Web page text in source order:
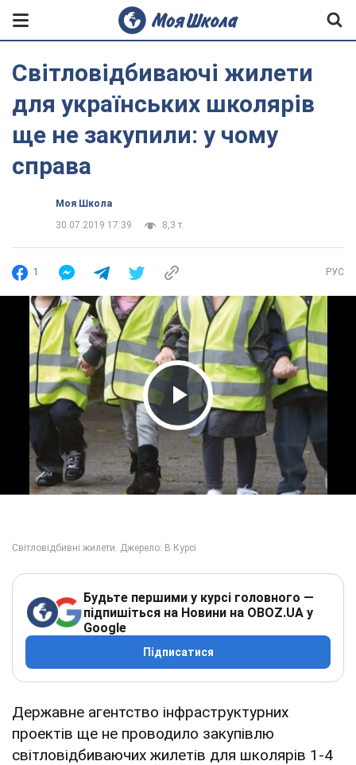
Світловідбиваючі жилети
для українських школярів
ще не закупили: у чому
справа
Моя Школа
30.07.2019 17:39
8,3 т.
1 РУС
Play Video
Будьте першими у курсі головного —
підпишіться на Новини на OBOZ.UA у
Google
Підписатися
Державне агентство інфраструктурних
проектів ще не проводило закупівлю
світловідбиваючих жилетів для школярів 1-4